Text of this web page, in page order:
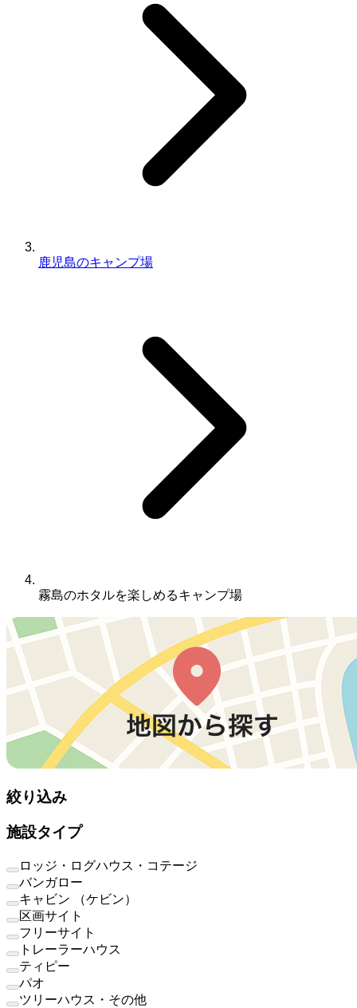
鹿児島のキャンプ場
霧島のホタルを楽しめるキャンプ場
絞り込み
施設タイプ
ロッジ・ログハウス・コテージ
バンガロー
キャビン （ケビン）
区画サイト
フリーサイト
トレーラーハウス
ティピー
パオ
ツリーハウス・その他